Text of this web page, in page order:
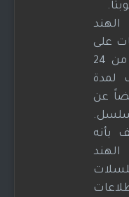
من 8 حلقات على
قناة Hotstar الهندية ابتداء من 24
غياب لمدة
عن
بأنه
الهند